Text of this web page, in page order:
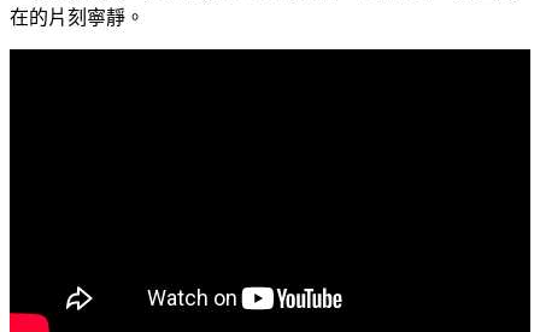
在的片刻寧靜。